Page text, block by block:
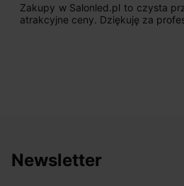
Zakupy w Salonled.pl to czysta
atrakcyjne ceny. Dziękuję za
Newsletter